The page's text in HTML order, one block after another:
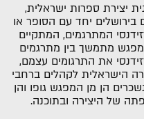
יצירת ספרות ישראלית,
יחד עם הסופר או
המתרגמים, המתקיים
למפגש מתמשך בין מתרגמים
את התרגומים עצמם,
הישראלית לקהלים ברחבי
הן מן המפגש גופו והן
של היצירה ובתוכנה.